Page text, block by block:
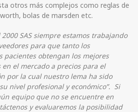
otros más complejos como reglas de
bolas de marsden etc.
SAS siempre estamos trabajando
para que tanto los
pacientes obtengan los mejores
el mercado a precios para el
por la cual nuestro lema ha sido
nivel profesional y económico”. Si
equipo que no se encuentre en
y evaluaremos la posibilidad